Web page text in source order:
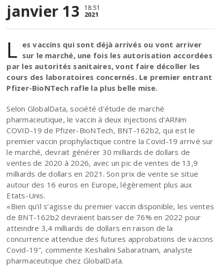
janvier 13 18:51
2021
L es vaccins qui sont déjà arrivés ou vont arriver
sur le marché, une fois les autorisation accordées
par les autorités sanitaires, vont faire décoller les
cours des laboratoires concernés. Le premier entrant
Pfizer-BioNTech rafle la plus belle mise.
Selon GlobalData, société d’étude de marché
pharmaceutique, le vaccin à deux injections d’ARNm
COVID-19 de Pfizer-BioNTech, BNT-162b2, qui est le
premier vaccin prophylactique contre la Covid-19 arrivé sur
le marché, devrait générer 30 milliards de dollars de
ventes de 2020 à 2026, avec un pic de ventes de 13,9
milliards de dollars en 2021. Son prix de vente se situe
autour des 16 euros en Europe, légèrement plus aux
Etats-Unis.
«Bien qu’il s’agisse du premier vaccin disponible, les ventes
de BNT-162b2 devraient baisser de 76% en 2022 pour
atteindre 3,4 milliards de dollars en raison de la
concurrence attendue des futures approbations de vaccins
Covid-19″, commente Keshalini Sabaratnam, analyste
pharmaceutique chez GlobalData.